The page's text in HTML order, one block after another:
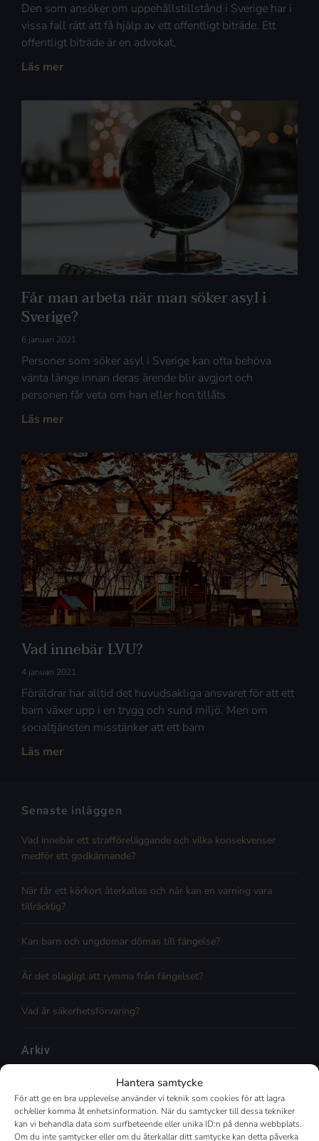
Hantera samtycke
För att ge en bra upplevelse använder vi teknik som cookies för att lagra
och/eller komma åt enhetsinformation. När du samtycker till dessa tekniker
kan vi behandla data som surfbeteende eller unika ID:n på denna webbplats.
Om du inte samtycker eller om du återkallar ditt samtycke kan detta påverka
Den som ansöker om uppehållstillstånd i Sverige har i
vissa fall rätt att få hjälp av ett offentligt biträde. Ett
offentligt biträde är en advokat,
Läs mer
Får man arbeta när man söker asyl i
Sverige?
6 januari 2021
Personer som söker asyl i Sverige kan ofta behöva
vänta länge innan deras ärende blir avgjort och
personen får veta om han eller hon tillåts
Läs mer
Vad innebär LVU?
4 januari 2021
Föräldrar har alltid det huvudsakliga ansvaret för att ett
barn växer upp i en trygg och sund miljö. Men om
socialtjänsten misstänker att ett barn
Läs mer
Senaste inläggen
Vad innebär ett strafföreläggande och vilka konsekvenser
medför ett godkännande?
När får ett körkort återkallas och när kan en varning vara
tillräcklig?
Kan barn och ungdomar dömas till fängelse?
Är det olagligt att rymma från fängelset?
Vad är säkerhetsförvaring?
Arkiv
Juni 2026
Maj 2026
April 2026